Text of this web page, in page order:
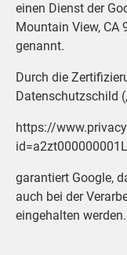
einen Dienst der
Mountain View, CA
genannt.
Durch die
Datenschutzschild
https://
garantiert Google,
auch bei der
eingehalten werden.